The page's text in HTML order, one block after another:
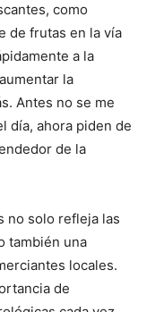
como
de frutas en la vía
a la
la
Antes no se me
día, ahora piden de
de la
no solo refleja las
también una
locales.
de